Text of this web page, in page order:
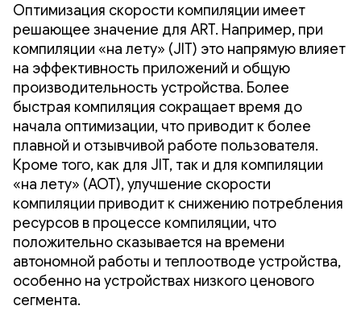
Оптимизация скорости компиляции имеет
решающее значение для ART. Например, при
компиляции «на лету» (JIT) это напрямую влияет
на эффективность приложений и общую
производительность устройства. Более
быстрая компиляция сокращает время до
начала оптимизации, что приводит к более
плавной и отзывчивой работе пользователя.
Кроме того, как для JIT, так и для компиляции
«на лету» (AOT), улучшение скорости
компиляции приводит к снижению потребления
ресурсов в процессе компиляции, что
положительно сказывается на времени
автономной работы и теплоотводе устройства,
особенно на устройствах низкого ценового
сегмента.